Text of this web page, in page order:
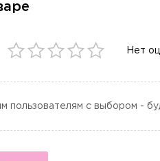
Нет
пользователям с выбором -